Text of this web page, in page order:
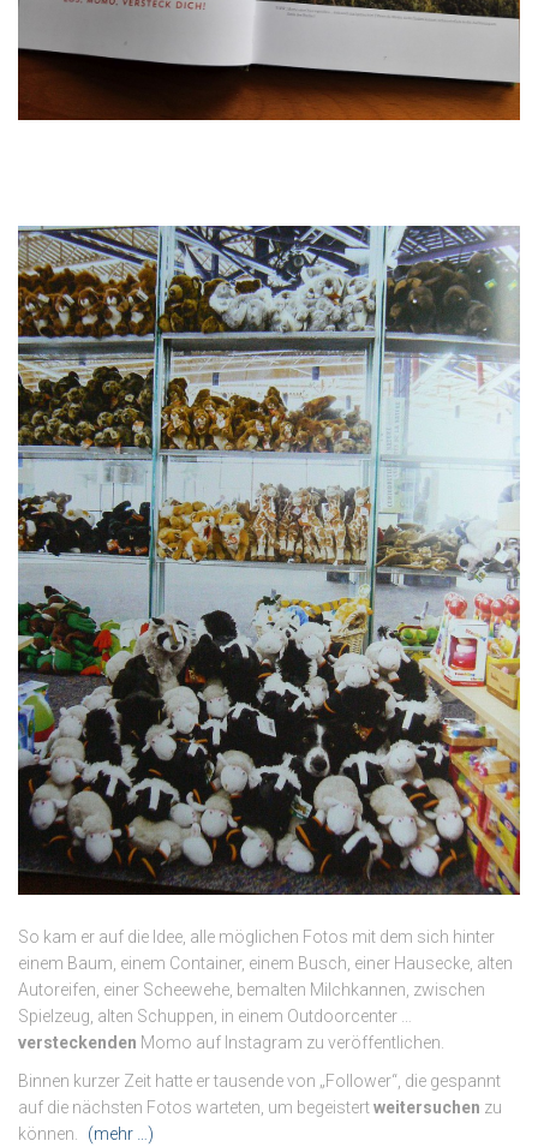
So kam er auf die Idee, alle möglichen Fotos mit dem sich hinter
einem Baum, einem Container, einem Busch, einer Hausecke, alten
Autoreifen, einer Scheewehe, bemalten Milchkannen, zwischen
Spielzeug, alten Schuppen, in einem Outdoorcenter …
versteckenden Momo auf Instagram zu veröffentlichen.
Binnen kurzer Zeit hatte er tausende von „Follower“, die gespannt
auf die nächsten Fotos warteten, um begeistertweitersuchen zu
können.
(mehr …)